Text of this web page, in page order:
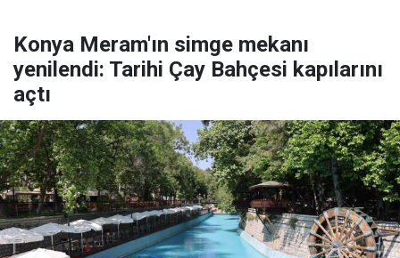
Konya Meram'ın simge mekanı
yenilendi: Tarihi Çay Bahçesi kapılarını
açtı